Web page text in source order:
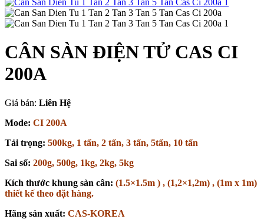
CÂN SÀN ĐIỆN TỬ CAS CI
200A
Giá bán: Liên Hệ
Mode: CI 200A
Tải trọng: 500kg, 1 tấn, 2 tấn, 3 tấn, 5tấn, 10 tấn
Sai số: 200g, 500g, 1kg, 2kg, 5kg
Kích thước khung sàn cân: (1.5×1.5m ) , (1,2×1,2m) , (1m x 1m)
thiết kế theo đặt hàng.
Hãng sản xuất: CAS-KOREA